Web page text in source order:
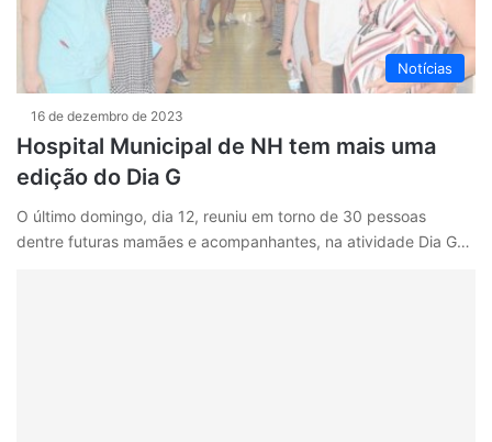
Notícias
16 de dezembro de 2023
Hospital Municipal de NH tem mais uma
edição do Dia G
O último domingo, dia 12, reuniu em torno de 30 pessoas
dentre futuras mamães e acompanhantes, na atividade Dia G…